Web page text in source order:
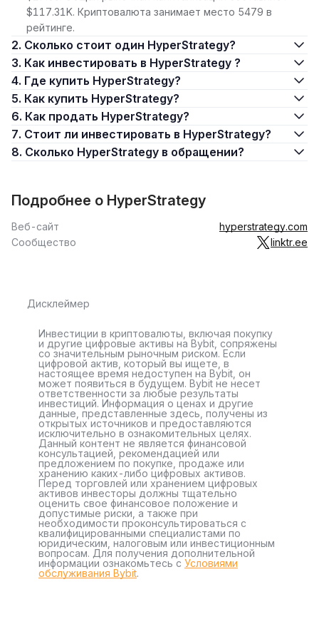
$117.31K. Криптовалюта занимает место 5479 в
рейтинге.
2. Сколько стоит один HyperStrategy?
3. Как инвестировать в HyperStrategy ?
4. Где купить HyperStrategy?
5. Как купить HyperStrategy?
6. Как продать HyperStrategy?
7. Стоит ли инвестировать в HyperStrategy?
8. Сколько HyperStrategy в обращении?
Подробнее о HyperStrategy
Веб-сайт
hyperstrategy.com
Сообщество
linktr.ee
Дисклеймер
Инвестиции в криптовалюты, включая покупку
и другие цифровые активы на Bybit, сопряжены
со значительным рыночным риском. Если
цифровой актив, который вы ищете, в
настоящее время недоступен на Bybit, он
может появиться в будущем. Bybit не несет
ответственности за любые результаты
инвестиций. Информация о ценах и другие
данные, представленные здесь, получены из
открытых источников и предоставляются
исключительно в ознакомительных целях.
Данный контент не является финансовой
консультацией, рекомендацией или
предложением по покупке, продаже или
хранению каких-либо цифровых активов.
Перед торговлей или хранением цифровых
активов инвесторы должны тщательно
оценить свое финансовое положение и
допустимые риски, а также при
необходимости проконсультироваться с
квалифицированными специалистами по
юридическим, налоговым или инвестиционным
вопросам. Для получения дополнительной
информации ознакомьтесь с Условиями
обслуживания Bybit.